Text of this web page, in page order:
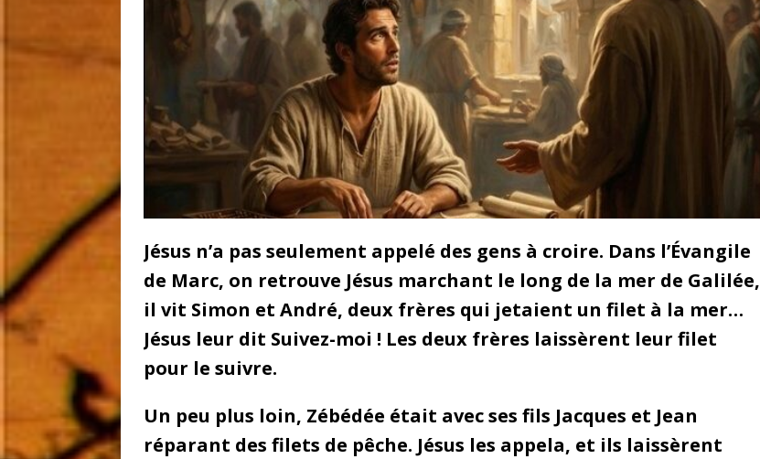
Jésus n’a pas seulement appelé des gens à croire. Dans l’Évangile
de Marc, on retrouve Jésus marchant le long de la mer de Galilée,
il vit Simon et André, deux frères qui jetaient un filet à la mer…
Jésus leur dit Suivez-moi ! Les deux frères laissèrent leur filet
pour le suivre.
Un peu plus loin, Zébédée était avec ses fils Jacques et Jean
réparant des filets de pêche. Jésus les appela, et ils laissèrent